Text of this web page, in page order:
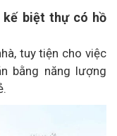
biệt thự có hồ
tuy tiện cho việc
bằng năng lượng